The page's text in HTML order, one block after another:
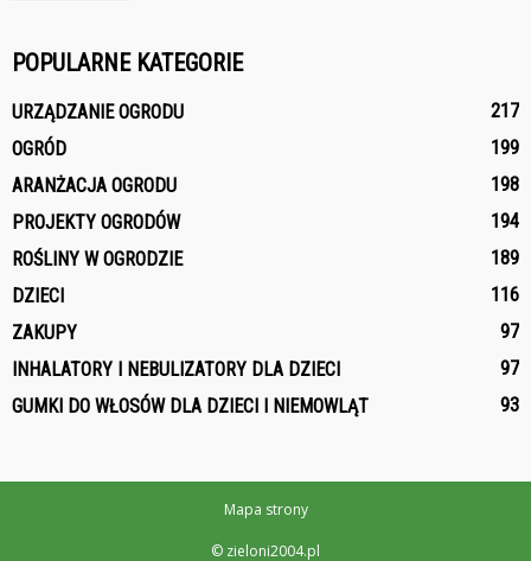
POPULARNE KATEGORIE
URZĄDZANIE OGRODU
217
OGRÓD
199
ARANŻACJA OGRODU
198
PROJEKTY OGRODÓW
194
ROŚLINY W OGRODZIE
189
DZIECI
116
ZAKUPY
97
INHALATORY I NEBULIZATORY DLA DZIECI
97
GUMKI DO WŁOSÓW DLA DZIECI I NIEMOWLĄT
93
Mapa strony
© zieloni2004.pl